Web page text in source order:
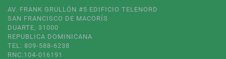
AV. FRANK GRULLÓN #5 EDIFICIO TELENORD
SAN FRANCISCO DE MACORÍS
DUARTE, 31000
REPUBLICA DOMINICANA
TEL: 809-588-6238
RNC:104-016191